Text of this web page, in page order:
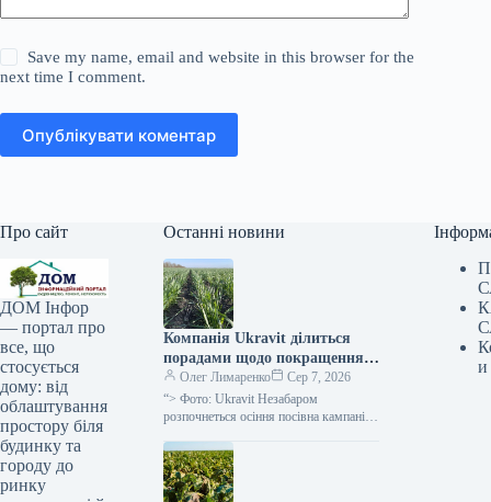
Save my name, email and website in this browser for the
next time I comment.
Опублікувати коментар
Про сайт
ДОМ Інфор
— портал про
все, що
стосується
дому: від
облаштування
простору біля
будинку та
городу до
ринку
Останні новини
Компанія Ukravit ділиться
порадами щодо покращення
схожості та зимостійкості
озимої пшениці —
SuperAgronom.com
Олег Лимаренко
Сер 7, 2026
“> Фото: Ukravit Незабаром
розпочнеться осіння посівна кампанія
паралельно з традиційним
підживленням, фахівці компанії
Ukravit наголошують
и